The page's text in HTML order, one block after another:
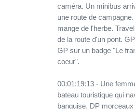
caméra. Un minibus
une route de
mange de l'herbe.
de la route d'un pont.
GP sur un badge "Le
coeur".
00:01:19:13 - Une
bateau touristique qui
banquise. DP